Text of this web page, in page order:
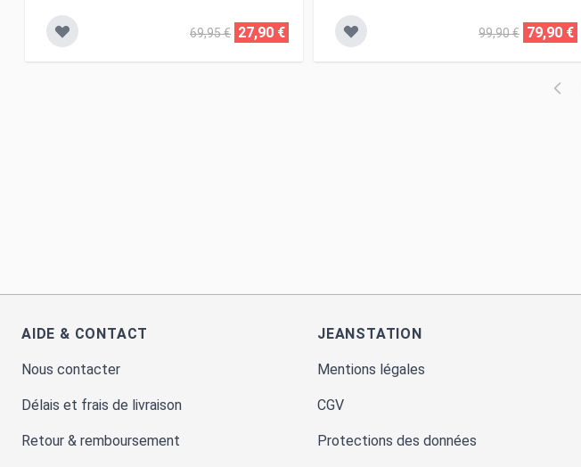
69,95 € 27,90 € 99,90 € 79,90 €
AIDE & CONTACT
Nous contacter
Délais et frais de livraison
Retour & remboursement
JEANSTATION
Mentions légales
CGV
Protections des données